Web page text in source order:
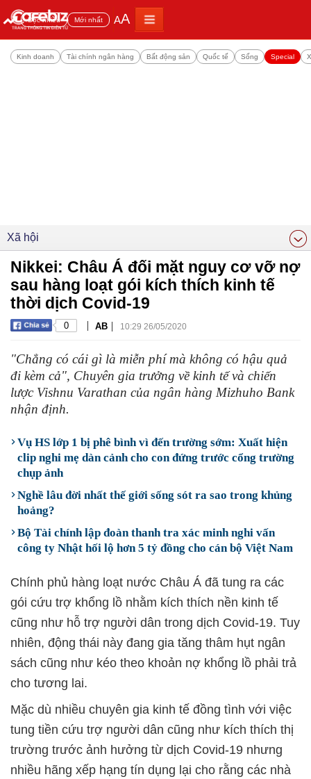
Đọc nhiều Mới nhất AA
Kinh doanh Tài chính ngân hàng Bất động sản Quốc tế Sống Special
Xã hội
Nikkei: Châu Á đối mặt nguy cơ vỡ nợ
sau hàng loạt gói kích thích kinh tế
thời dịch Covid-19
0 | AB | 10:29 26/05/2020
"Chẳng có cái gì là miễn phí mà không có hậu quả
đi kèm cả", Chuyên gia trưởng về kinh tế và chiến
lược Vishnu Varathan của ngân hàng Mizhuho Bank
nhận định.
Vụ HS lớp 1 bị phê bình vì đến trường sớm: Xuất hiện
clip nghi mẹ dàn cảnh cho con đứng trước cổng trường
chụp ảnh
Nghề lâu đời nhất thế giới sống sót ra sao trong khủng
hoảng?
Bộ Tài chính lập đoàn thanh tra xác minh nghi vấn
công ty Nhật hối lộ hơn 5 tỷ đồng cho cán bộ Việt Nam
Chính phủ hàng loạt nước Châu Á đã tung ra các
gói cứu trợ khổng lồ nhằm kích thích nền kinh tế
cũng như hỗ trợ người dân trong dịch Covid-19. Tuy
nhiên, động thái này đang gia tăng thâm hụt ngân
sách cũng như kéo theo khoản nợ khổng lồ phải trả
cho tương lai.
Mặc dù nhiều chuyên gia kinh tế đồng tình với việc
tung tiền cứu trợ người dân cũng như kích thích thị
trường trước ảnh hưởng từ dịch Covid-19 nhưng
nhiều hãng xếp hạng tín dụng lại cho rằng các nhà